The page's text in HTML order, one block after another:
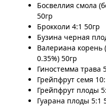
Босвеллия смола
50гр
Брокколи 4:1 50гр
Бузина черная
Валериана корень
0.35%) 50гр
Гиностемма трава
Грейпфрут семя
Грейпфрут плоды
Гуарана плоды 5:1